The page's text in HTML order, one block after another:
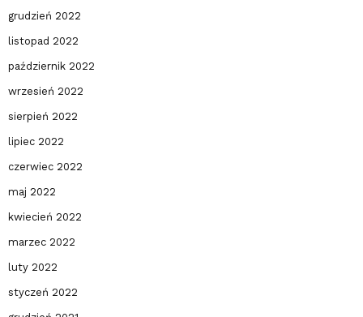
grudzień 2022
listopad 2022
październik 2022
wrzesień 2022
sierpień 2022
lipiec 2022
czerwiec 2022
maj 2022
kwiecień 2022
marzec 2022
luty 2022
styczeń 2022